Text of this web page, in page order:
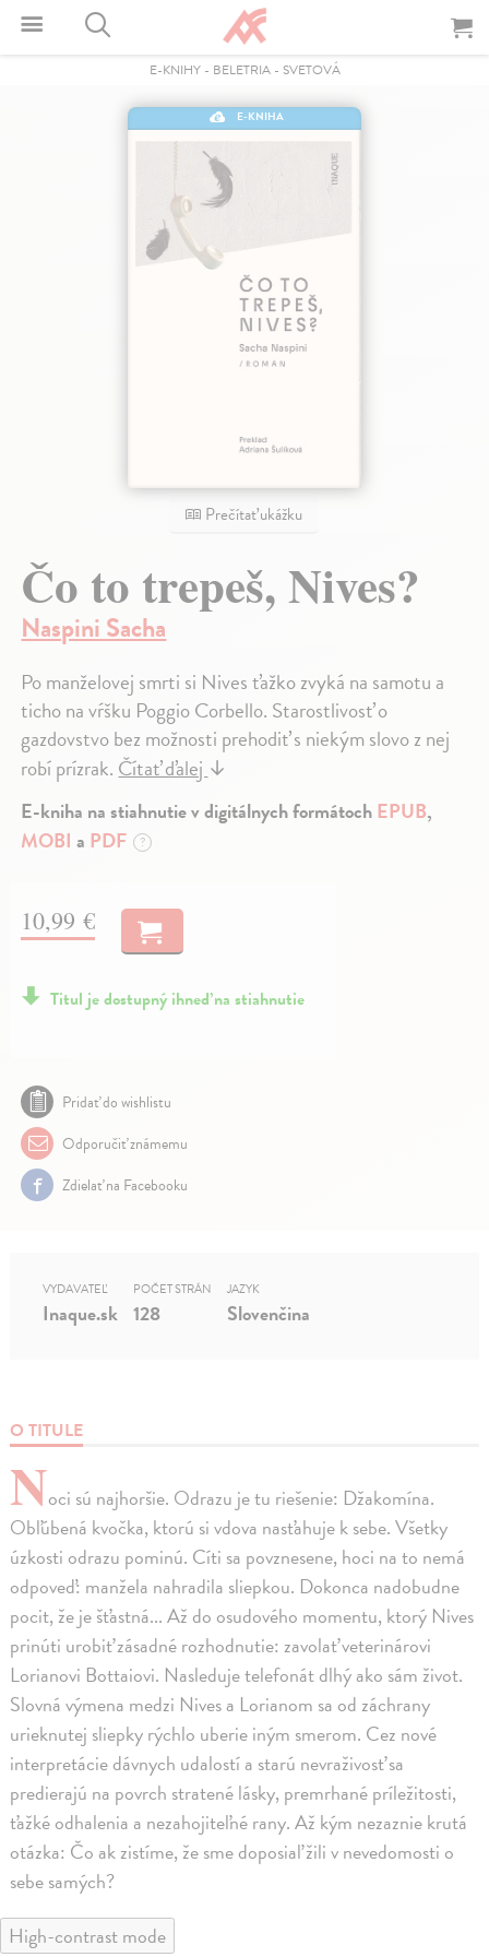
E-KNIHY- BELETRIA- SVETOVÁ
E-KNIHA
Prečítať ukážku
Čo to trepeš, Nives?
Naspini Sacha
Po manželovej smrti si Nives ťažko zvyká na samotu a
ticho na vŕšku Poggio Corbello. Starostlivosť o
gazdovstvo bez možnosti prehodiť s niekým slovo z nej
robí prízrak. Čítať ďalej ↓
E-kniha na stiahnutie v digitálnych formátochEPUB,
MOBI a PDF ?
10,99 €
Titul je dostupný ihneď na stiahnutie
Pridať do wishlistu
Odporučiť známemu
Zdielať na Facebooku
O TITULE
Noci sú najhoršie. Odrazu je tu riešenie: Džakomína.
Obľúbená kvočka, ktorú si vdova nasťahuje k sebe. Všetky
úzkosti odrazu pominú. Cíti sa povznesene, hoci na to nemá
odpoveď: manžela nahradila sliepkou. Dokonca nadobudne
pocit, že je šťastná... Až do osudového momentu, ktorý Nives
prinúti urobiť zásadné rozhodnutie: zavolať veterinárovi
Lorianovi Bottaiovi. Nasleduje telefonát dlhý ako sám život.
Slovná výmena medzi Nives a Lorianom sa od záchrany
urieknutej sliepky rýchlo uberie iným smerom. Cez nové
interpretácie dávnych udalostí a starú nevraživosť sa
predierajú na povrch stratené lásky, premrhané príležitosti,
ťažké odhalenia a nezahojiteľné rany. Až kým nezaznie krutá
otázka: Čo ak zistíme, že sme doposiaľ žili v nevedomosti o
sebe samých?
VYDAVATEĽ
Inaque.sk
POČET STRÁN
128
JAZYK
Slovenčina
High-contrast mode